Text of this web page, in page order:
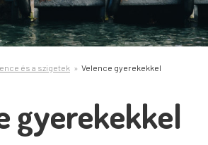
és a szigetek Velence gyerekekkel
gyerekekkel